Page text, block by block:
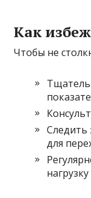
Как
Чтобы не
Следить
для